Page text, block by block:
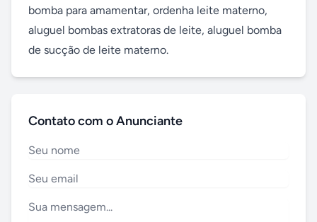
bomba para amamentar, ordenha leite materno,
aluguel bombas extratoras de leite, aluguel bomba
de sucção de leite materno.
Contato com o Anunciante